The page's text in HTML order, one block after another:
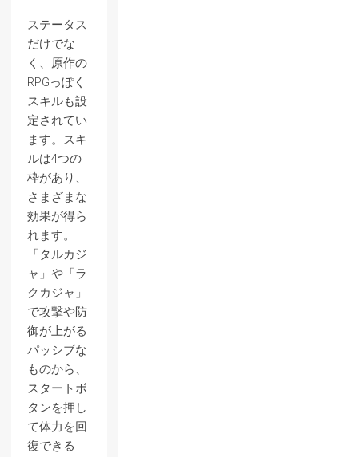
ステータス
だけでな
く、原作の
RPGっぽく
スキルも設
定されてい
ます。スキ
ルは4つの
枠があり、
さまざまな
効果が得ら
れます。
「タルカジ
ャ」や「ラ
クカジャ」
で攻撃や防
御が上がる
パッシブな
ものから、
スタートボ
タンを押し
て体力を回
復できる